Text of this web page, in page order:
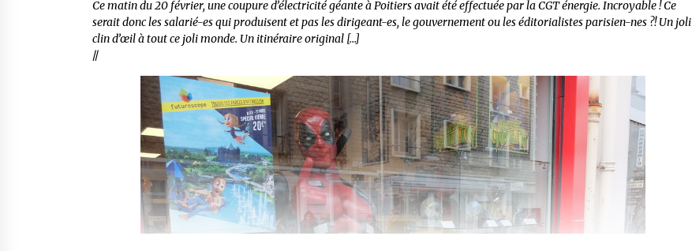
Ce matin du 20 février, une coupure d’électricité géante à Poitiers avait été effectuée par la CGT énergie. Incroyable ! Ce
serait donc les salarié-es qui produisent et pas les dirigeant-es, le gouvernement ou les éditorialistes parisien-nes ?! Un joli
clin d’œil à tout ce joli monde. Un itinéraire original […]
//